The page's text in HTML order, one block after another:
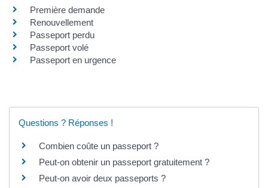
Première demande
Renouvellement
Passeport perdu
Passeport volé
Passeport en urgence
Questions ? Réponses !
Combien coûte un passeport ?
Peut-on obtenir un passeport gratuitement ?
Peut-on avoir deux passeports ?